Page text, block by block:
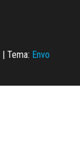
| Tema: Envo